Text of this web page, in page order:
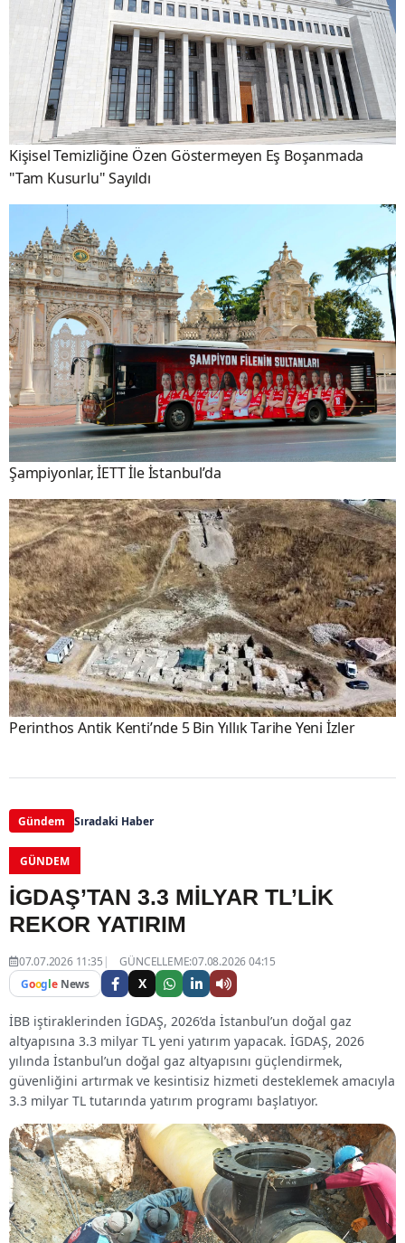
Kişisel Temizliğine Özen Göstermeyen Eş Boşanmada
"Tam Kusurlu" Sayıldı
Şampiyonlar, İETT İle İstanbul’da
Perinthos Antik Kenti’nde 5 Bin Yıllık Tarihe Yeni İzler
Gündem Sıradaki Haber
GÜNDEM
İGDAŞ’TAN 3.3 MİLYAR TL’LİK
REKOR YATIRIM
07.07.2026 11:35
GÜNCELLEME:07.08.2026 04:15
Google News X
İBB iştiraklerinden İGDAŞ, 2026’da İstanbul’un doğal gaz
altyapısına 3.3 milyar TL yeni yatırım yapacak. İGDAŞ, 2026
yılında İstanbul’un doğal gaz altyapısını güçlendirmek,
güvenliğini artırmak ve kesintisiz hizmeti desteklemek amacıyla
3.3 milyar TL tutarında yatırım programı başlatıyor.